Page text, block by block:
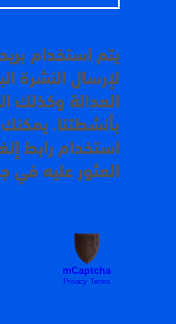
يتم استخدام
لإرسال النشرة
العدالة وكذلك
بأنشطتنا.
استخدام رابط
العثور عليه في